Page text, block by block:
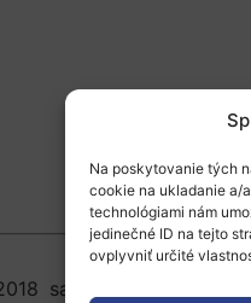
Na poskytovanie tých
cookie na ukladanie a/
technológiami nám
jedinečné ID na tejto
ovplyvniť určité
sa v nemeckom